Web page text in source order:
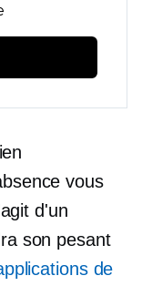
vous
d'un
son pesant
de